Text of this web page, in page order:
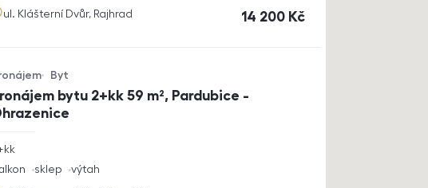
ul. Klášterní Dvůr, Rajhrad cena
14 200 Kč
bytu 2+kk 59 m², Pardubice -
nabídky
nemovitosti
Byt
sklep výtah